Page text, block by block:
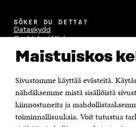
Maistuiskos
Sivustomme käyttää evästeitä.
nähdäksemme mistä sisällöistä
kiinnostuneita ja
toiminnallisuuksia. Voit tutustua
SÖKER DU DETTA?
Dataskydd
Cookieinställningar
Rapporteringskanal
Tillgänglighetsutredning
KONTAKTA OSS
Jubileumsfonden för Finlands
Östersjögatan 11–13, PB 160,